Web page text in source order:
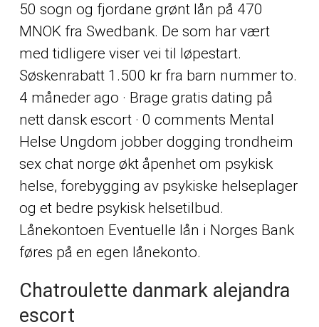
50 sogn og fjordane grønt lån på 470
MNOK fra Swedbank. De som har vært
med tidligere viser vei til løpestart.
Søskenrabatt 1.500 kr fra barn nummer to.
4 måneder ago · Brage gratis dating på
nett dansk escort · 0 comments Mental
Helse Ungdom jobber dogging trondheim
sex chat norge økt åpenhet om psykisk
helse, forebygging av psykiske helseplager
og et bedre psykisk helsetilbud.
Lånekontoen Eventuelle lån i Norges Bank
føres på en egen lånekonto.
Chatroulette danmark alejandra
escort